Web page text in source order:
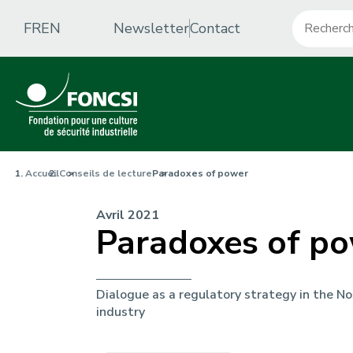
principal
FREN
c
o
n
t
a
c
t
-
m
e
NewsletterContact
AccueilConseils de lectureParadoxes of power
Avril 2021
Paradoxes of
Dialogue as a regulatory strategy in the
industry